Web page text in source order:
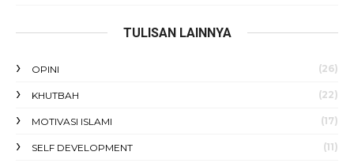
TULISAN LAINNYA
OPINI (26)
KHUTBAH (22)
MOTIVASI ISLAMI (17)
SELF DEVELOPMENT (11)